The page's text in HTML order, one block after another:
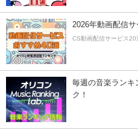
2026年動画配信
CS動画配信サービス20
毎週の音楽ランキ
ク！